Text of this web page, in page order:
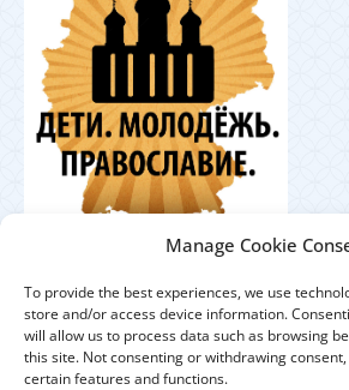
Manage Cookie
To provide the best experiences, we use
store and/or access device information.
will allow us to process data such as browsing
this site. Not consenting or withdrawing
certain features and functions.
центр по работе с православной
Германии